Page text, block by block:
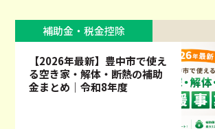
補助金・税金控除
【2026年最新】豊中市で使え
る空き家・解体・断熱の補助
金まとめ｜令和8年度